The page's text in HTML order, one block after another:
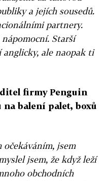
a jejích sousedů.
partnery.
Starší
ale naopak ti
firmy Penguin
balení palet, boxů
jsem
jsem, že když leží
obchodních